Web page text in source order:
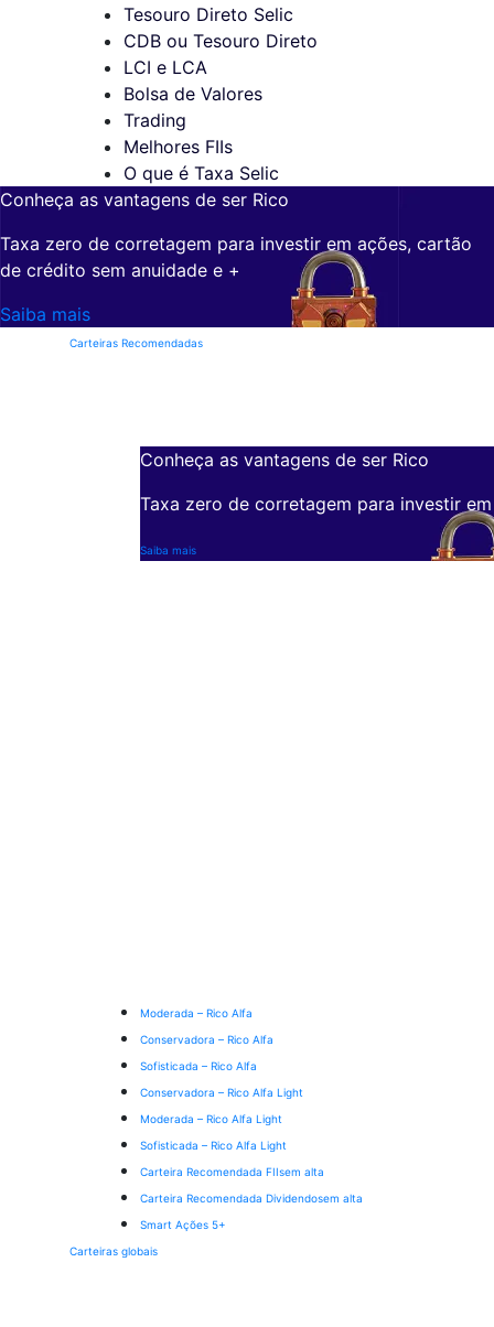
Tesouro Direto Selic
CDB ou Tesouro Direto
LCI e LCA
Bolsa de Valores
Trading
Melhores FIIs
O que é Taxa Selic
Conheça as vantagens de ser Rico
Taxa zero de corretagem para investir em ações, cartão
de crédito sem anuidade e +
Saiba mais
Carteiras Recomendadas
Conheça as vantagens de ser Rico
Taxa zero de corretagem para investir
Saiba mais
Moderada – Rico Alfa
Conservadora – Rico Alfa
Sofisticada – Rico Alfa
Conservadora – Rico Alfa Light
Moderada – Rico Alfa Light
Sofisticada – Rico Alfa Light
Carteira Recomendada FIIsem alta
Carteira Recomendada Dividendosem alta
Smart Ações 5+
Carteiras globais